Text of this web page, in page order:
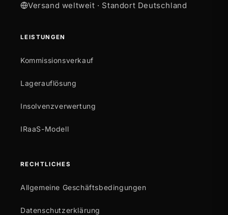
Versand weltweit · Standort Deutschland
LEISTUNGEN
Kommissionsverkauf
Lagerauflösung
Insolvenzverwertung
IRaaS-Modell
RECHTLICHES
Allgemeine Geschäftsbedingungen
Datenschutzerklärung